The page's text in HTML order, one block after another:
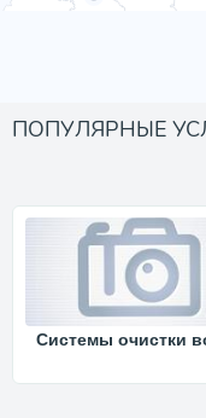
ПОПУЛЯРНЫЕ
Системы очистки